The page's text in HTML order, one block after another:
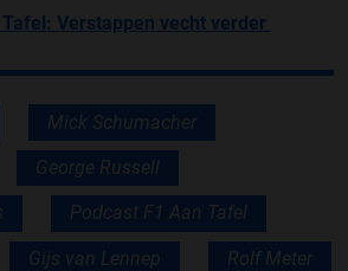
Tafel: Verstappen vecht verder
Mick Schumacher
George Russell
Podcast F1 Aan Tafel
Gijs van Lennep Rolf Meter